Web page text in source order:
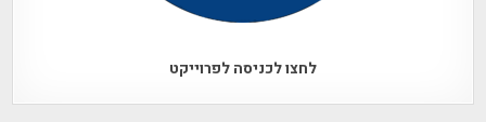
לחצו לכניסה לפרוייקט